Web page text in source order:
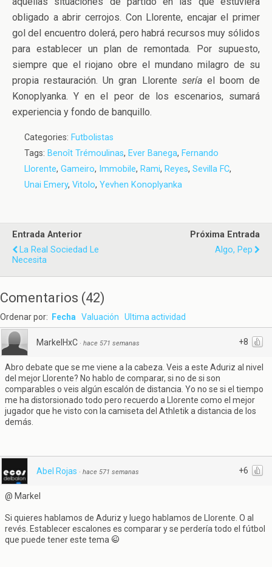
obligado a abrir cerrojos. Con Llorente, encajar el primer
gol del encuentro dolerá, pero habrá recursos muy sólidos
para establecer un plan de remontada. Por supuesto,
siempre que el riojano obre el mundano milagro de su
propia restauración. Un gran Llorente seríael boom de
Konoplyanka. Y en el peor de los escenarios, sumará
experiencia y fondo de banquillo.
Categories: Futbolistas
Tags: Benoît Trémoulinas, Ever Banega, Fernando
Llorente, Gameiro, Immobile, Rami, Reyes, Sevilla FC,
Unai Emery, Vitolo, Yevhen Konoplyanka
Entrada Anterior
La Real Sociedad Le
Necesita
Próxima Entrada
Algo, Pep
Comentarios (42)
Ordenar por: Fecha Valuación Ultima actividad
+8
MarkelHxC · hace 571 semanas
Abro debate que se me viene a la cabeza. Veis a este Aduriz al nivel
del mejor Llorente? No hablo de comparar, si no de si son
comparables o veis algún escalón de distancia. Yo no se si el tiempo
me ha distorsionado todo pero recuerdo a Llorente como el mejor
jugador que he visto con la camiseta del Athletik a distancia de los
demás.
+6
Abel Rojas · hace 571 semanas
@ Markel
Si quieres hablamos de Aduriz y luego hablamos de Llorente. O al
revés. Establecer escalones es comparar y se perdería todo el fútbol
que puede tener este tema